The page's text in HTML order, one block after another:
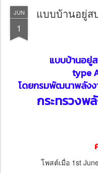
JUN
1
แบบบ้านอยู่ส
แบบบ้านอยู่
type
โดยกรมพัฒนาพลังง
กระทรวงพ
โพสต์เมื่อ 1st